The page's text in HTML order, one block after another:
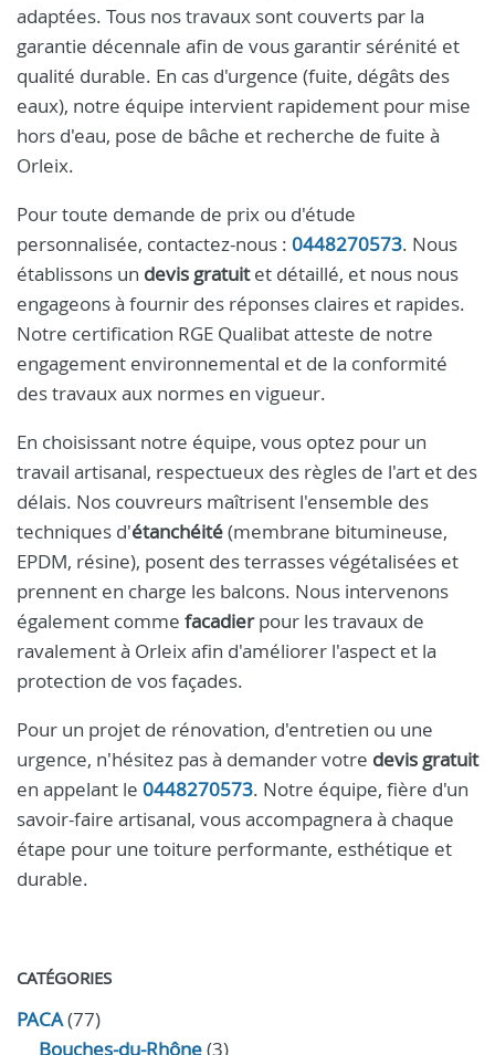
adaptées. Tous nos travaux sont couverts par la
garantie décennale afin de vous garantir sérénité et
qualité durable. En cas d'urgence (fuite, dégâts des
eaux), notre équipe intervient rapidement pour mise
hors d'eau, pose de bâche et recherche de fuite à
Orleix.
Pour toute demande de prix ou d'étude
personnalisée, contactez-nous : 0448270573. Nous
établissons un devis gratuitet détaillé, et nous nous
engageons à fournir des réponses claires et rapides.
Notre certification RGE Qualibat atteste de notre
engagement environnemental et de la conformité
des travaux aux normes en vigueur.
En choisissant notre équipe, vous optez pour un
travail artisanal, respectueux des règles de l'art et des
délais. Nos couvreurs maîtrisent l'ensemble des
techniques d'étanchéité(membrane bitumineuse,
EPDM, résine), posent des terrasses végétalisées et
prennent en charge les balcons. Nous intervenons
également comme facadierpour les travaux de
ravalement à Orleix afin d'améliorer l'aspect et la
protection de vos façades.
Pour un projet de rénovation, d'entretien ou une
urgence, n'hésitez pas à demander votre devis gratuit
en appelant le 0448270573. Notre équipe, fière d'un
savoir-faire artisanal, vous accompagnera à chaque
étape pour une toiture performante, esthétique et
durable.
CATÉGORIES
PACA(77)
Bouches-du-Rhône(3)